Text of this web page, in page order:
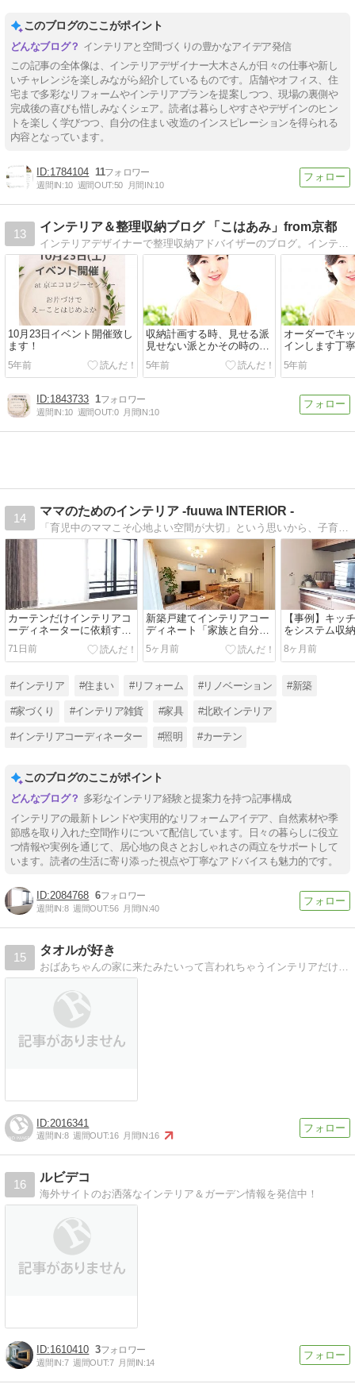
このブログのここがポイント
インテリアと空間づくりの豊かなアイデア発信
この記事の全体像は、インテリアデザイナー大木さんが日々の仕事や新し
いチャレンジを楽しみながら紹介しているものです。店舗やオフィス、住
宅まで多彩なリフォームやインテリアプランを提案しつつ、現場の裏側や
完成後の喜びも惜しみなくシェア。読者は暮らしやすさやデザインのヒン
トを楽しく学びつつ、自分の住まい改造のインスピレーションを得られる
内容となっています。
1784104 11
週間IN:10 週間OUT:50 月間IN:10
13
インテリア＆整理収納ブログ 「こはあみ」from京都
インテリアデザイナーで整理収納アドバイザーのブログ。インテリアや整理収納、その他生活の諸々を気ままに綴っています。
10月23日イベント開催致し
ます！
5年前
収納計画する時、見せる派
見せない派とかその時のラ
イフステージやお客様の性
格によっても...
5年前
オーダーでキ
インします丁
縁遠い私は食
愛でながら...
5年前
1843733 1
週間IN:10 週間OUT:0 月間IN:10
14
ママのためのインテリア -fuuwa INTERIOR -
「育児中のママこそ心地よい空間が大切」という思いから、子育てしやすい・ママが癒されるインテリアをご提案。プランニング〜納品まで。ヒアリングを大切にあなたに合ったインテリアを提案します。自宅ワークショップ開催あり。無料相談もご利用ください。
カーテンだけインテリアコ
ーディネーターに依頼する
のもOK！相談するメリッ
トとは
71日前
新築戸建てインテリアコー
ディネート「家族と自分、
どちらも心地良い暮らし」
5ヶ月前
【事例】キッ
をシステム収
チリフォーム
8ヶ月前
#インテリア #住まい #リフォーム #リノベーション #新築
#家づくり #インテリア雑貨 #家具 #北欧インテリア
#インテリアコーディネーター #照明 #カーテン
このブログのここがポイント
多彩なインテリア経験と提案力を持つ記事構成
インテリアの最新トレンドや実用的なリフォームアイデア、自然素材や季
節感を取り入れた空間作りについて配信しています。日々の暮らしに役立
つ情報や実例を通じて、居心地の良さとおしゃれさの両立をサポートして
います。読者の生活に寄り添った視点や丁寧なアドバイスも魅力的です。
2084768 6
週間IN:8 週間OUT:56 月間IN:40
15
タオルが好き
おばあちゃんの家に来たみたいって言われちゃうインテリアだけど、タオルだけにはこだわっちゃうblog
2016341
週間IN:8 週間OUT:16 月間IN:16
16
ルビデコ
海外サイトのお洒落なインテリア＆ガーデン情報を発信中！
1610410 3
週間IN:7 週間OUT:7 月間IN:14